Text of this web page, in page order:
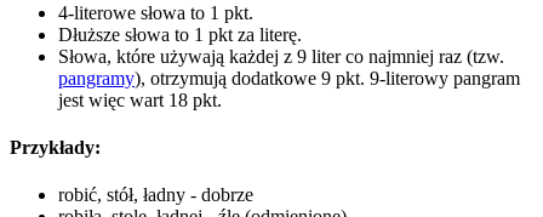
4-literowe słowa to 1 pkt.
Dłuższe słowa to 1 pkt za literę.
Słowa, które używają każdej z 9 liter co najmniej raz (tzw.
pangramy), otrzymują dodatkowe 9 pkt. 9-literowy pangram
jest więc wart 18 pkt.
Przykłady:
robić, stół, ładny - dobrze